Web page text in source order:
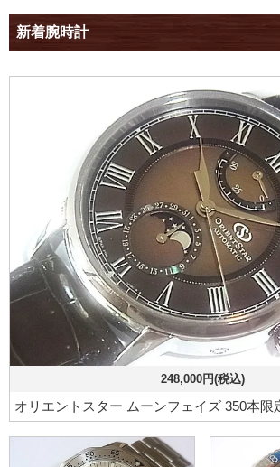
新着腕時計
248,000円(税込)
オリエントスター ムーンフェイズ 350本限